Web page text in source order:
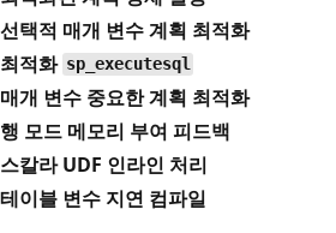
선택적 매개 변수 계획 최적화
최적화 sp_executesql
매개 변수 중요한 계획 최적화
행 모드 메모리 부여 피드백
스칼라 UDF 인라인 처리
테이블 변수 지연 컴파일